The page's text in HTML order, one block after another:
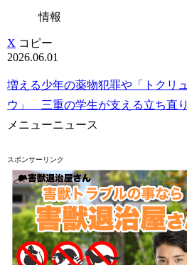
情報
X コピー
2026.06.01
増える少年の薬物犯罪や「トクリュ
ウ」 三重の学生が支える立ち直り
メニューニュース
スポンサーリンク